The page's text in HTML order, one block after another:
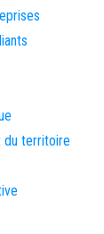
du territoire